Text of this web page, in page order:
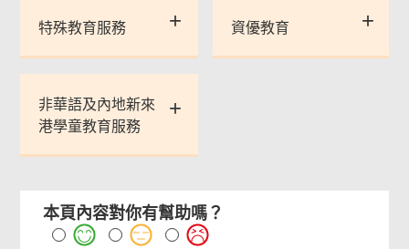
特殊教育服務 資優教育
非華語及內地新來
港學童教育服務
本頁內容對你有幫助嗎？